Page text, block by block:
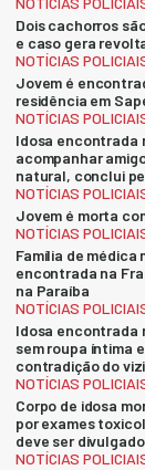
Dois cachorros
e caso gera
NOTÍCIAS
Jovem é
residência em
NOTÍCIAS
Idosa encontrada
acompanhar
natural, conclui
NOTÍCIAS
Jovem é morta
NOTÍCIAS
Família de médica
encontrada na
na Paraíba
NOTÍCIAS
Idosa encontrada
sem roupa íntima
contradição do
NOTÍCIAS
Corpo de idosa
por exames
deve ser
NOTÍCIAS